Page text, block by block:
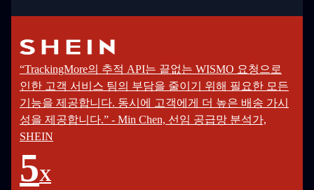
“TrackingMore의 추적 API는 끝없는 WISMO 요청으로
인한 고객 서비스 팀의 부담을 줄이기 위해 필요한 모든
기능을 제공합니다. 동시에 고객에게 더 높은 배송 가시
성을 제공합니다.” - Min Chen, 선임 공급망 분석가,
SHEIN
5X